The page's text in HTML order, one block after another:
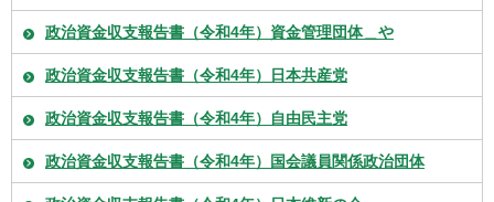
政治資金収支報告書（令和4年）資金管理団体＿や
政治資金収支報告書（令和4年）日本共産党
政治資金収支報告書（令和4年）自由民主党
政治資金収支報告書（令和4年）国会議員関係政治団体